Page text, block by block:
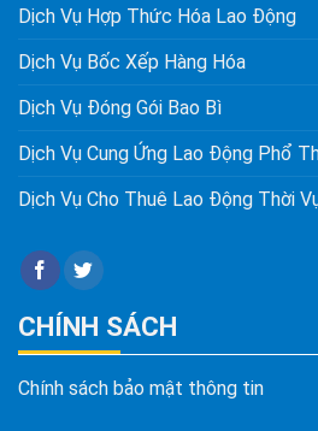
Dịch Vụ Hợp Thức Hóa Lao Động
Dịch Vụ Bốc Xếp Hàng Hóa
Dịch Vụ Đóng Gói Bao Bì
Dịch Vụ Cung Ứng Lao Động Phổ
Dịch Vụ Cho Thuê Lao Động Thời
CHÍNH SÁCH
Chính sách bảo mật thông tin